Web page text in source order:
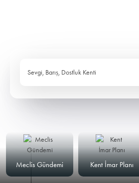
Sevgi, Barış, Dostluk Kenti
Meclis Gündemi
Kent İmar Planı